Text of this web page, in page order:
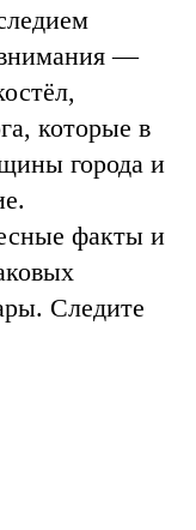
—
которые в
города и
факты и
Следите